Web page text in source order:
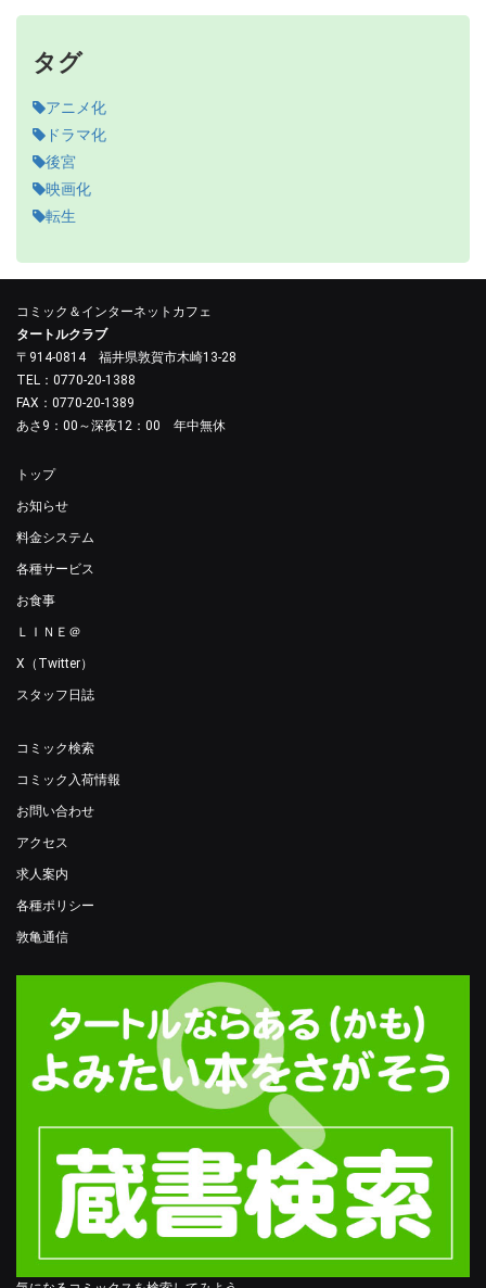
タグ
アニメ化
ドラマ化
後宮
映画化
転生
コミック＆インターネットカフェ
タートルクラブ
〒914-0814 福井県敦賀市木崎13-28
TEL：0770-20-1388
FAX：0770-20-1389
あさ9：00～深夜12：00 年中無休
トップ
お知らせ
料金システム
各種サービス
お食事
ＬＩＮＥ＠
X（Twitter）
スタッフ日誌
コミック検索
コミック入荷情報
お問い合わせ
アクセス
求人案内
各種ポリシー
敦亀通信